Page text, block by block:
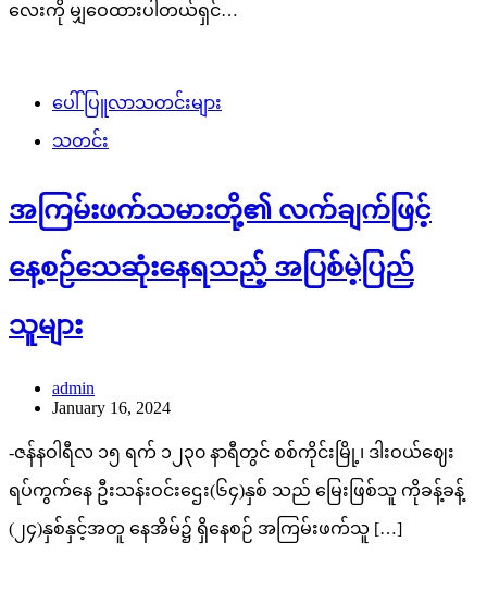
လေးကို မျှဝေထားပါတယ်ရှင်…
ပေါ်ပြူလာသတင်းများ
သတင်း
အကြမ်းဖက်သမားတို့၏ လက်ချက်ဖြင့်
နေ့စဉ်သေဆုံးနေရသည့် အပြစ်မဲ့ပြည်
သူများ
admin
January 16, 2024
-ဇန်နဝါရီလ ၁၅ ရက် ၁၂၃၀ နာရီတွင် စစ်ကိုင်းမြို့၊ ဒါးဝယ်ဈေး
ရပ်ကွက်နေ ဦးသန်းဝင်းဌေး(၆၄)နှစ် သည် မြေးဖြစ်သူ ကိုခန့်ခန့်
(၂၄)နှစ်နှင့်အတူ နေအိမ်၌ ရှိနေစဉ် အကြမ်းဖက်သူ […]